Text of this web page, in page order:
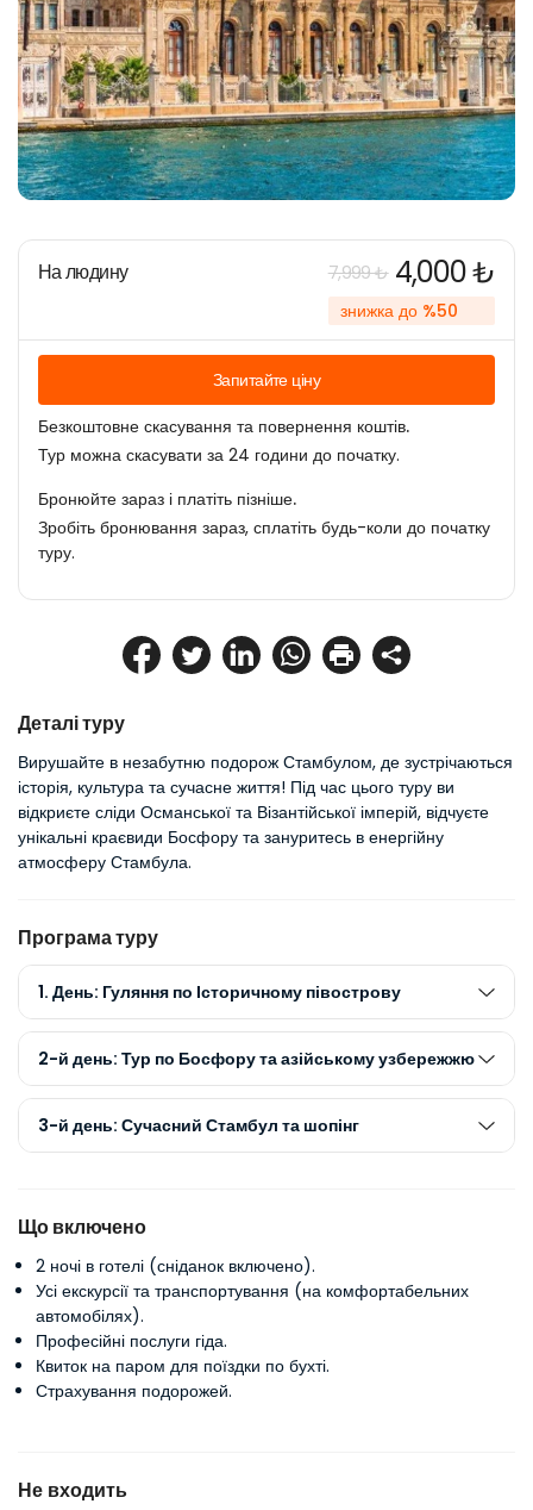
Деталі туру
Вирушайте в незабутню подорож Стамбулом, де зустрічаються
історія, культура та сучасне життя! Під час цього туру ви
відкриєте сліди Османської та Візантійської імперій, відчуєте
унікальні краєвиди Босфору та зануритесь в енергійну
атмосферу Стамбула.
Програма туру
1. День: Гуляння по Історичному півострову
2-й день: Тур по Босфору та азійському узбережжю
3-й день: Сучасний Стамбул та шопінг
Що включено
2 ночі в готелі (сніданок включено).
Усі екскурсії та транспортування (на комфортабельних
автомобілях).
Професійні послуги гіда.
Квиток на паром для поїздки по бухті.
Страхування подорожей.
Не входить
На людину 7,999 ₺ 4,000 ₺
знижка до %50
Запитайте ціну
Безкоштовне скасування та повернення коштів.
Тур можна скасувати за 24 години до початку.
Бронюйте зараз і платіть пізніше.
Зробіть бронювання зараз, сплатіть будь-коли до початку
туру.